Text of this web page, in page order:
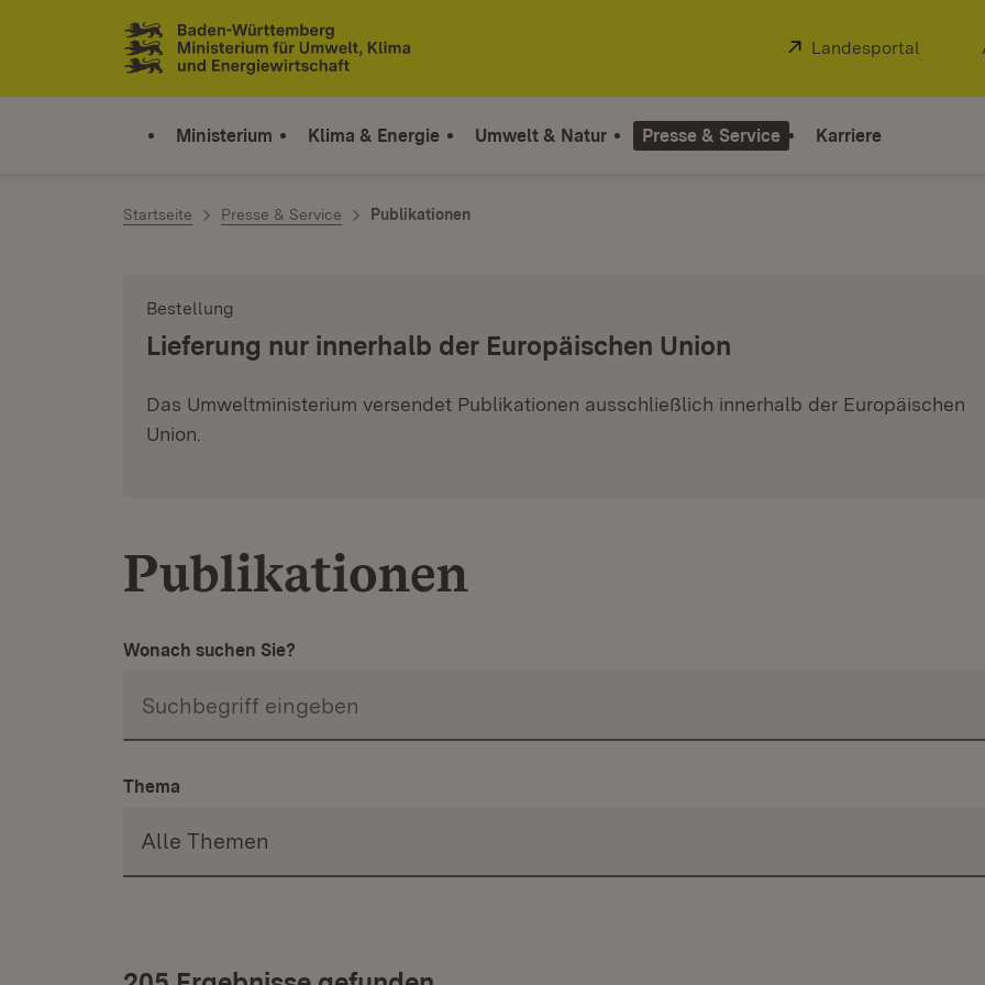
Zum Inhalt springen
Link zur Startseite
Extern:
Landesportal
Ministerium Klima & Energie Umwelt & Natur Presse & Service Karriere
Startseite Presse & Service Publikationen
Bestellung
Lieferung nur innerhalb der Europäischen Union
Das Umweltministerium versendet Publikationen ausschließlich innerhalb der Europäischen
Union.
Publikationen
Wonach suchen Sie?
Thema